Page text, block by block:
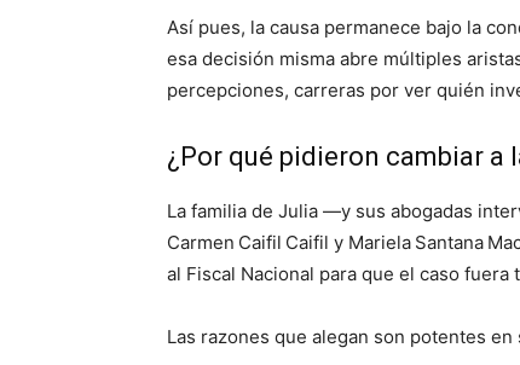
Así pues, la causa permanece bajo la
esa decisión misma abre múltiples
percepciones, carreras por ver quién
¿Por qué pidieron cambiar a
La familia de Julia —y sus abogadas
Carmen Caifil Caifil y Mariela Santana
al Fiscal Nacional para que el caso
Las razones que alegan son potentes